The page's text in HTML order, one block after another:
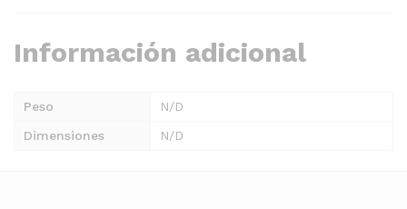
Información adicional
Peso
N/D
Dimensiones
N/D